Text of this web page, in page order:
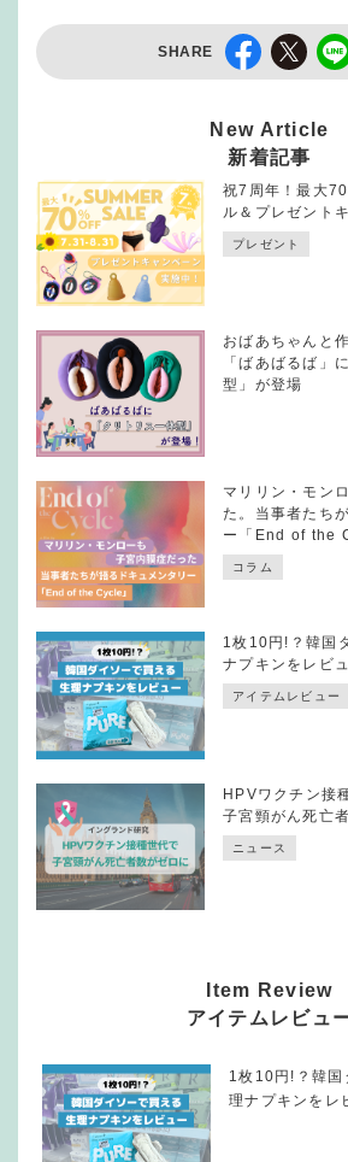
SHARE
New Article
新着記事
祝7周年！最大
ル＆プレゼント
プレゼント
おばあちゃんと
「ばあばるば」
型」が登場
マリリン・モン
た。当事者たち
ー「End of the
コラム
1枚10円!？韓国
ナプキンをレビ
アイテムレビュー
HPVワクチン接
子宮頸がん死亡
ニュース
Item Review
アイテムレビュ
1枚10円!？韓国
理ナプキンをレ